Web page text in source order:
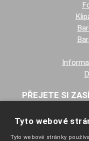
PŘEJETE SI
Tyto webové
Tyto webové stránky